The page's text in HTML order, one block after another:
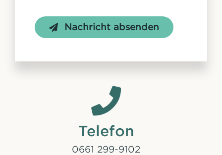
Nachricht absenden
Telefon
0661 299-9102